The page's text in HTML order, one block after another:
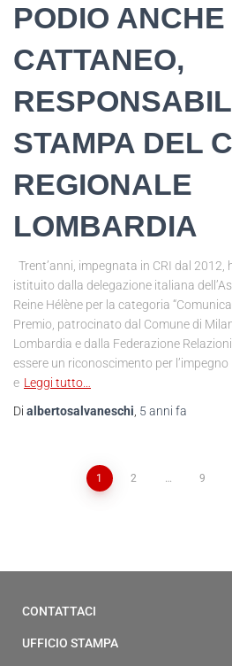
PODIO
CATTANEO,
STAMPA DEL
REGIONALE
LOMBARDIA
Trent’anni, impegnata in CRI dal 2012,
istituito dalla delegazione italiana
Reine Hélène per la categoria
Premio, patrocinato dal Comune di
Lombardia e dalla Federazione
essere un riconoscimento per
e Leggi tutto…
Di albertosalvaneschi, 5 anni fa
1 2 … 9
CONTATTACI
UFFICIO STAMPA